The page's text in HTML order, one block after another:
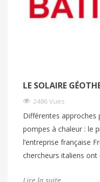
LE SOLAIRE
2486 Vues
Différentes
pompes à chaleur : le
l’entreprise française
chercheurs italiens ont
Lire la suite